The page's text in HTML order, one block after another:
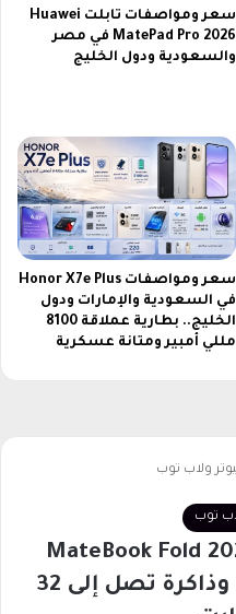
سعر ومواصفات تابلت Huawei
MatePad Pro 2026 في مصر
والسعودية ودول الخليج
سعر ومواصفات Honor X7e Plus
في السعودية والإمارات ودول
الخليج.. بطارية عملاقة 8100
مللي أمبير ومتانة عسكرية